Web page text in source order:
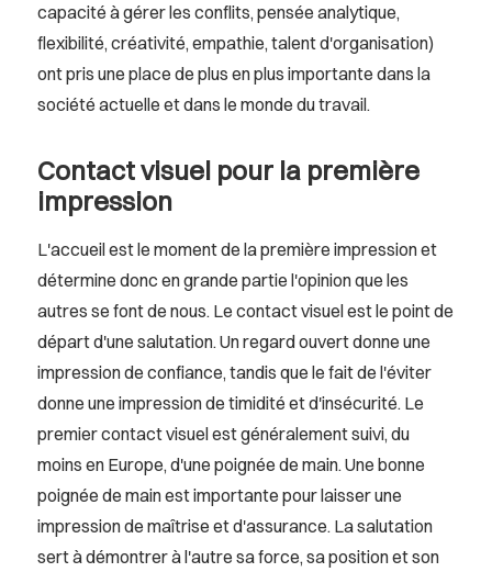
capacité à gérer les conflits, pensée analytique,
flexibilité, créativité, empathie, talent d'organisation)
ont pris une place de plus en plus importante dans la
société actuelle et dans le monde du travail.
Contact visuel pour la première
impression
L'accueil est le moment de la première impression et
détermine donc en grande partie l'opinion que les
autres se font de nous. Le contact visuel est le point de
départ d'une salutation. Un regard ouvert donne une
impression de confiance, tandis que le fait de l'éviter
donne une impression de timidité et d'insécurité. Le
premier contact visuel est généralement suivi, du
moins en Europe, d'une poignée de main. Une bonne
poignée de main est importante pour laisser une
impression de maîtrise et d'assurance. La salutation
sert à démontrer à l'autre sa force, sa position et son